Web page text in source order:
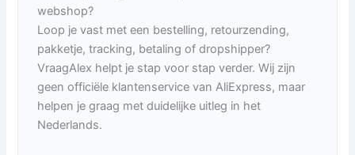
webshop?
Loop je vast met een bestelling, retourzending,
pakketje, tracking, betaling of dropshipper?
VraagAlex helpt je stap voor stap verder. Wij zijn
geen officiële klantenservice van AliExpress, maar
helpen je graag met duidelijke uitleg in het
Nederlands.